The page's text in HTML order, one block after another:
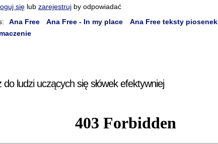
się lubzarejestruj by odpowiadać
Ana Free Ana Free - In my place Ana Free teksty piosenek
do ludzi uczących się słówek efektywniej